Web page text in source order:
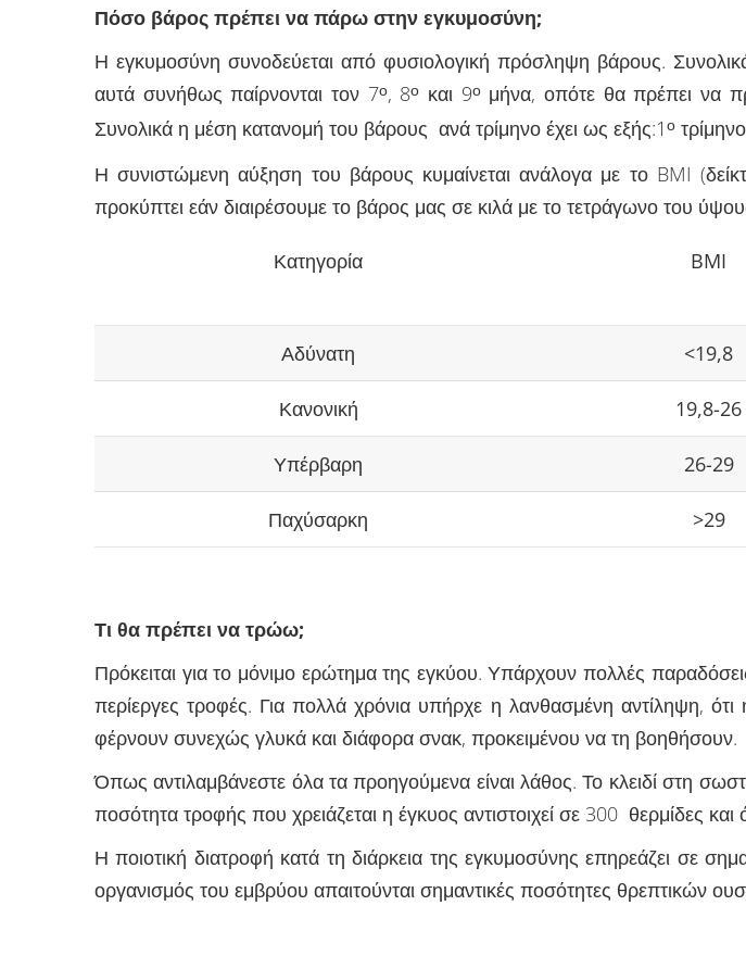
Πόσο βάρος πρέπει να πάρω στην εγκυμοσύνη;
Η εγκυμοσύνη συνοδεύεται από φυσιολογική πρόσληψη βάρους.
αυτά συνήθως παίρνονται τον 7ο, 8ο και 9ομήνα, οπότε θα πρέπει να
Συνολικά η μέση κατανομή του βάρους ανά τρίμηνο έχει ως εξής:1 ο
Η συνιστώμενη αύξηση του βάρους κυμαίνεται ανάλογα με το BMI
προκύπτει εάν διαιρέσουμε το βάρος μας σε κιλά με το τετράγωνο του
Κατηγορία BMI
Αδύνατη <19,8
Κανονική 19,8-26
Υπέρβαρη 26-29
Παχύσαρκη >29
Τι θα πρέπει να τρώω;
Πρόκειται για το μόνιμο ερώτημα της εγκύου. Υπάρχουν πολλές
περίεργες τροφές. Για πολλά χρόνια υπήρχε η λανθασμένη αντίληψη, ότι
φέρνουν συνεχώς γλυκά και διάφορα σνακ, προκειμένου να τη βοηθήσουν.
Όπως αντιλαμβάνεστε όλα τα προηγούμενα είναι λάθος. Το κλειδί στη
ποσότητα τροφής που χρειάζεται η έγκυος αντιστοιχεί σε 300 θερμίδες
Η ποιοτική διατροφή κατά τη διάρκεια της εγκυμοσύνης επηρεάζει σε
οργανισμός του εμβρύου απαιτούνται σημαντικές ποσότητες θρεπτικών